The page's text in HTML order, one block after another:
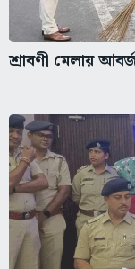
শ্রাবণী মেলায়